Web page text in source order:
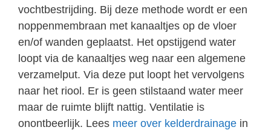
vochtbestrijding. Bij deze methode wordt er een
noppenmembraan met kanaaltjes op de vloer
en/of wanden geplaatst. Het opstijgend water
loopt via de kanaaltjes weg naar een algemene
verzamelput. Via deze put loopt het vervolgens
naar het riool. Er is geen stilstaand water meer
maar de ruimte blijft nattig. Ventilatie is
onontbeerlijk. Lees meer over kelderdrainage in